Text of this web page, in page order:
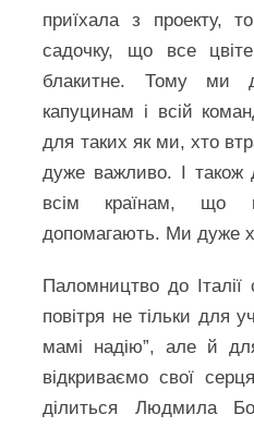
приїхала з проекту,
садочку, що все
блакитне. Тому ми
капуцинам і всій
для таких як ми, хто
дуже важливо. І також
всім країнам, що
допомагають. Ми дуже
Паломництво до Італії
повітря не тільки для
мамі надію”, але й
відкриваємо свої
ділиться Людмила